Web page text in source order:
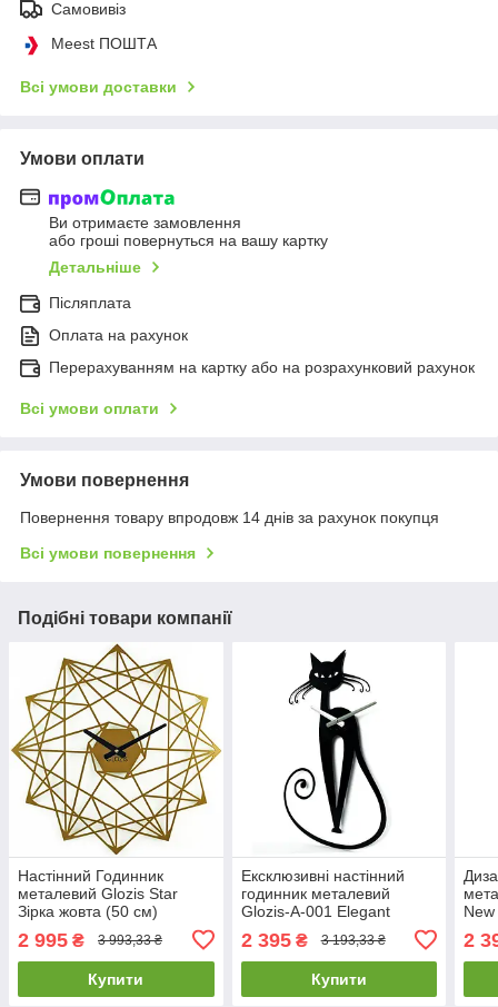
Самовивіз
Meest ПОШТА
Всі умови доставки
Умови оплати
Ви отримаєте замовлення
або гроші повернуться на вашу картку
Детальніше
Післяплата
Оплата на рахунок
Перерахуванням на картку або на розрахунковий рахунок
Всі умови оплати
Умови повернення
Повернення товару впродовж 14 днів за рахунок покупця
Всі умови повернення
Подібні товари компанії
Настінний Годинник
металевий Glozis Star
Зірка жовта (50 см)
Кольори]
2 995 ₴ 3 993,33 ₴
Купити
Ексклюзивні настінний
годинник металевий
Glozis-A-001 Elegant
Елегант чорний (56х33см)
[Метал, Відкритий,
2 395₴ 3 193,33 ₴
Купити
2